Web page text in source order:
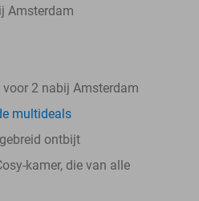
Amsterdam
2 nabij Amsterdam
multideals
ontbijt
kamer, die van alle